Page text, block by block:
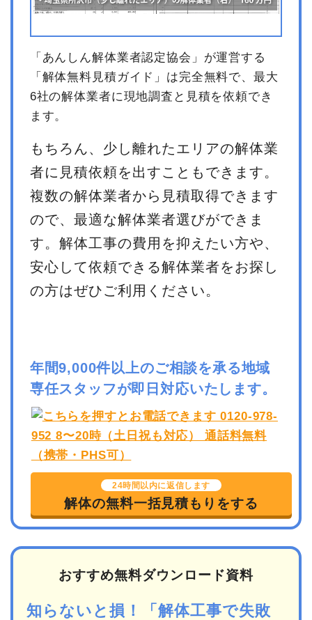
「あんしん解体業者認定協会」が運営する
「解体無料見積ガイド」は完全無料で、最大
6社の解体業者に現地調査と見積を依頼でき
ます。
もちろん、少し離れたエリアの解体業
者に見積依頼を出すこともできます。
複数の解体業者から見積取得できます
ので、最適な解体業者選びができま
す。解体工事の費用を抑えたい方や、
安心して依頼できる解体業者をお探し
の方はぜひご利用ください。
年間9,000件以上のご相談を承る地域
専任スタッフが即日対応いたします。
24時間以内に返信します
解体の無料一括見積もりをする
おすすめ無料ダウンロード資料
知らないと損！「解体工事で失敗